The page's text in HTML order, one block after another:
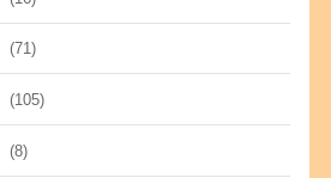
(71)
(105)
(8)